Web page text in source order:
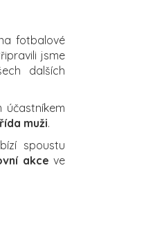
fotbalové
jsme
dalších
účastníkem
muži.
spoustu
akce ve